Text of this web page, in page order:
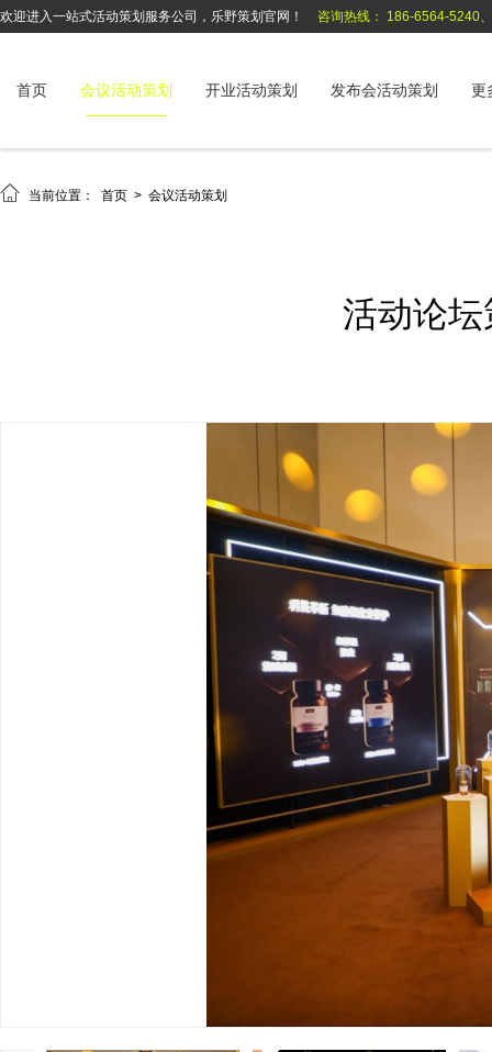
欢迎进入一站式活动策划服务公司，乐野策划官网！ 咨询热线： 186-6564-5240
首页 会议活动策划 开业活动策划 发布会活动策划 更
 当前位置： 首页 > 会议活动策划
活动论